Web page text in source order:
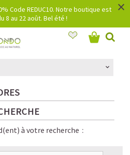
Code REDUC10. Notre boutique est
8 au 22 août. Bel été !
×
à votre recherche :